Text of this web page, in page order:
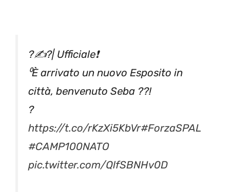
?✍?| Ufficiale❗️
⁰È arrivato un nuovo Esposito in
città, benvenuto Seba ??!
?
https://t.co/rKzXi5KbVr#ForzaSPAL
#CAMP100NATO
pic.twitter.com/QlfSBNHv0D